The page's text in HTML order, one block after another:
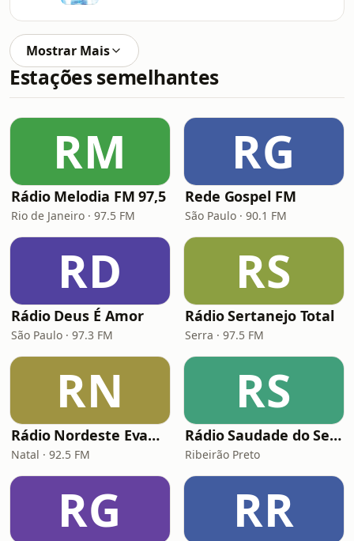
Mostrar Mais
Estações semelhantes
RM
Rádio Melodia FM 97,5
Rio de Janeiro · 97.5 FM
RG
Rede Gospel FM
São Paulo · 90.1 FM
RD
Rádio Deus É Amor
São Paulo · 97.3 FM
RS
Rádio Sertanejo Total
Serra · 97.5 FM
RN
Rádio Nordeste Evangélica
Natal · 92.5 FM
RS
Rádio Saudade do Sertão
Ribeirão Preto
RG RR